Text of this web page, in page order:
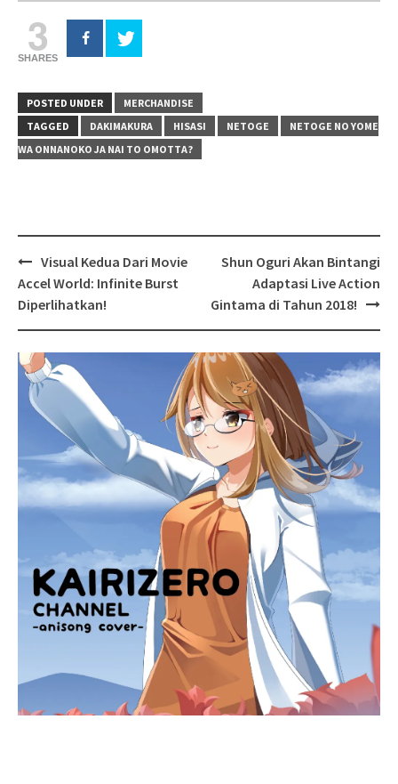
3
SHARES
POSTED UNDER
MERCHANDISE
TAGGED
DAKIMAKURA HISASI NETOGE
NETOGE NO YOME
WA ONNANOKO JA NAI TO OMOTTA?
Post
navigation
Visual Kedua Dari Movie
Accel World: Infinite Burst
Diperlihatkan!
Shun Oguri Akan Bintangi
Adaptasi Live Action
Gintama di Tahun 2018!